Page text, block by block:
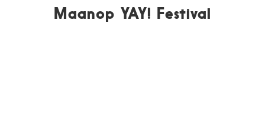
Maanop YAY! Festival